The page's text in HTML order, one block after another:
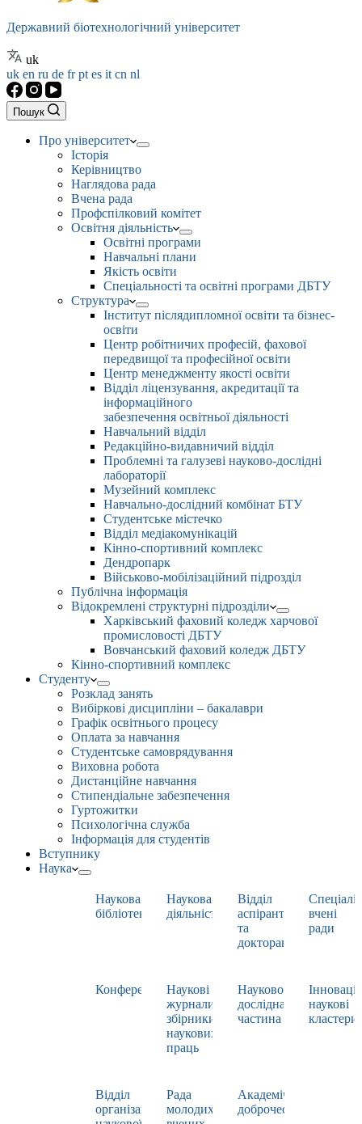
Державний біотехнологічний університет
uk
uk en ru de frpt es it cn nl
Пошук
Про університет
Історія
Керівництво
Наглядова рада
Вчена рада
Профспілковий комітет
Освітня діяльність
Освітні програми
Навчальні плани
Якість освіти
Спеціальності та освітні програми ДБТУ
Структура
Інститут післядипломної освіти та бізнес-
освіти
Центр робітничих професій, фахової
передвищої та професійної освіти
Центр менеджменту якості освіти
Відділ ліцензування, акредитації та
інформаційного
забезпечення освітньої діяльності
Навчальний відділ
Редакційно-видавничий відділ
Проблемні та галузеві науково-дослідні
лабораторії
Музейний комплекс
Навчально-дослідний комбінат БТУ
Студентське містечко
Відділ медіакомунікацій
Кінно-спортивний комплекс
Дендропарк
Військово-мобілізаційний підрозділ
Публічна інформація
Відокремлені структурні підрозділи
Харківський фаховий коледж харчової
промисловості ДБТУ
Вовчанський фаховий коледж ДБТУ
Кінно-спортивний комплекс
Студенту
Розклад занять
Вибіркові дисципліни – бакалаври
Графік освітнього процесу
Оплата за навчання
Студентське самоврядування
Виховна робота
Дистанційне навчання
Стипендіальне забезпечення
Гуртожитки
Психологічна служба
Інформація для студентів
Вступнику
Наука
Наукова
бібліотека
Наукова
діяльність
Відділ
аспірантури
та
докторантури
вчені
ради
Конференції
Наукові
журнали,
збірники
наукових
праць
Науково-
дослідна
частина
наукові
кластери
Відділ
організації
Рада
молодих
Академічна
доброчесність